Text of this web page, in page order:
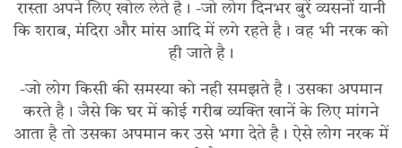
रास्ता अपने लिए खोल लेते है। -जो लोग दिनभर बुरें व्यसनों यानी
कि शराब, मंदिरा और मांस आदि में लगे रहते है। वह भी नरक को
ही जाते है।
-जो लोग किसी की समस्या को नही समझते है। उसका अपमान
करते है। जैसे कि घर में कोई गरीब व्यक्ति खानें के लिए मांगने
आता है तो उसका अपमान कर उसे भगा देते है। ऐसे लोग नरक में